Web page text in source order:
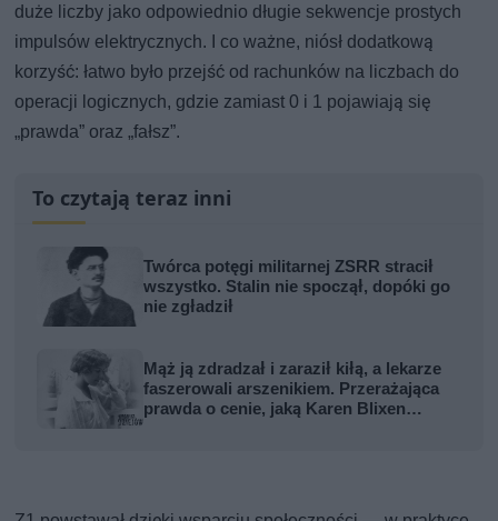
duże liczby jako odpowiednio długie sekwencje prostych
impulsów elektrycznych. I co ważne, niósł dodatkową
korzyść: łatwo było przejść od rachunków na liczbach do
operacji logicznych, gdzie zamiast 0 i 1 pojawiają się
„prawda” oraz „fałsz”.
To czytają teraz inni
Twórca potęgi militarnej ZSRR stracił
wszystko. Stalin nie spoczął, dopóki go
nie zgładził
Mąż ją zdradzał i zaraził kiłą, a lekarze
faszerowali arszenikiem. Przerażająca
prawda o cenie, jaką Karen Blixen